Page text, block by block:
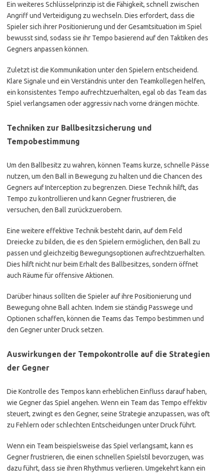
Ein weiteres Schlüsselprinzip ist die Fähigkeit, schnell zwischen
Angriff und Verteidigung zu wechseln. Dies erfordert, dass die
Spieler sich ihrer Positionierung und der Gesamtsituation im Spiel
bewusst sind, sodass sie ihr Tempo basierend auf den Taktiken des
Gegners anpassen können.
Zuletzt ist die Kommunikation unter den Spielern entscheidend.
Klare Signale und ein Verständnis unter den Teamkollegen helfen,
ein konsistentes Tempo aufrechtzuerhalten, egal ob das Team das
Spiel verlangsamen oder aggressiv nach vorne drängen möchte.
Techniken zur Ballbesitzsicherung und
Tempobestimmung
Um den Ballbesitz zu wahren, können Teams kurze, schnelle Pässe
nutzen, um den Ball in Bewegung zu halten und die Chancen des
Gegners auf Interception zu begrenzen. Diese Technik hilft, das
Tempo zu kontrollieren und kann Gegner frustrieren, die
versuchen, den Ball zurückzuerobern.
Eine weitere effektive Technik besteht darin, auf dem Feld
Dreiecke zu bilden, die es den Spielern ermöglichen, den Ball zu
passen und gleichzeitig Bewegungsoptionen aufrechtzuerhalten.
Dies hilft nicht nur beim Erhalt des Ballbesitzes, sondern öffnet
auch Räume für offensive Aktionen.
Darüber hinaus sollten die Spieler auf ihre Positionierung und
Bewegung ohne Ball achten. Indem sie ständig Passwege und
Optionen schaffen, können die Teams das Tempo bestimmen und
den Gegner unter Druck setzen.
Auswirkungen der Tempokontrolle auf die Strategien
der Gegner
Die Kontrolle des Tempos kann erheblichen Einfluss darauf haben,
wie Gegner das Spiel angehen. Wenn ein Team das Tempo effektiv
steuert, zwingt es den Gegner, seine Strategie anzupassen, was oft
zu Fehlern oder schlechten Entscheidungen unter Druck führt.
Wenn ein Team beispielsweise das Spiel verlangsamt, kann es
Gegner frustrieren, die einen schnellen Spielstil bevorzugen, was
dazu führt, dass sie ihren Rhythmus verlieren. Umgekehrt kann ein